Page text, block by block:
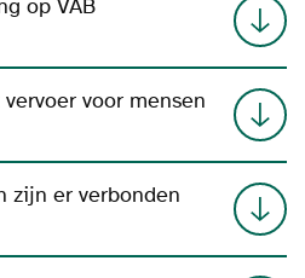
op VAB
voor mensen
zijn er verbonden